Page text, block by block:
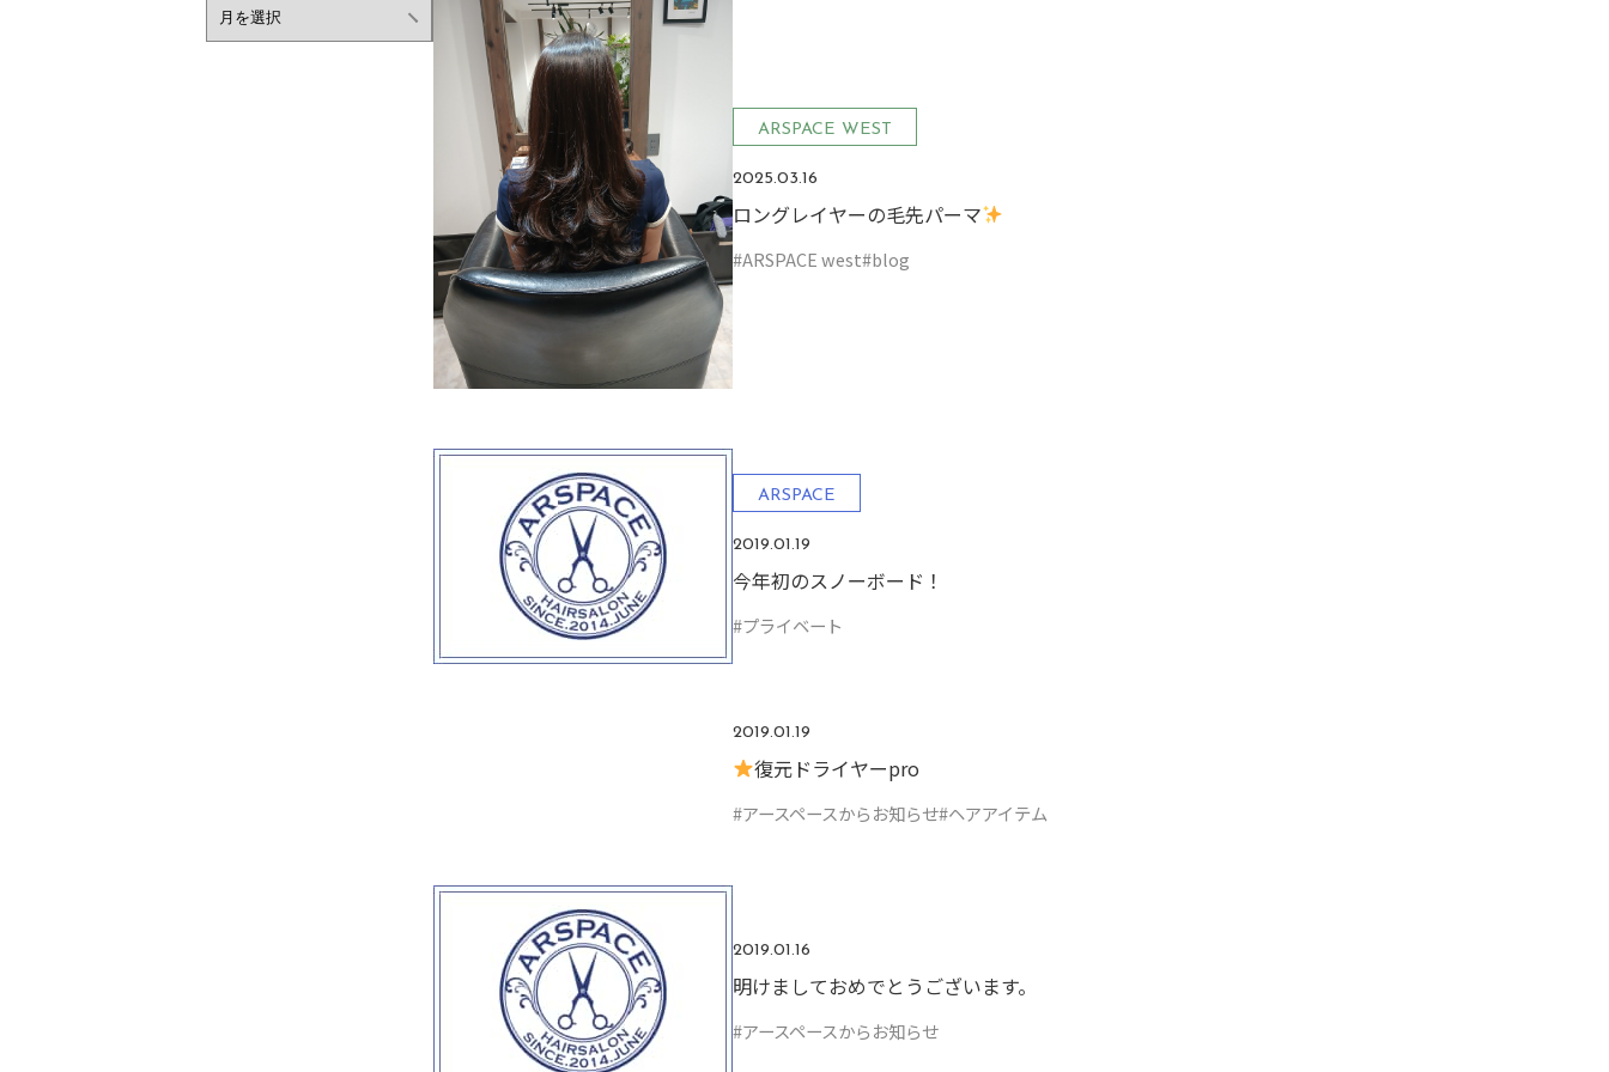
ARSPACE WEST
2025.03.16
ロングレイヤーの毛先パーマ
#ARSPACE west#blog
ARSPACE
2019.01.19
今年初のスノーボード！
#プライベート
2019.01.19
復元ドライヤーpro
#アースペースからお知らせ#ヘアアイテム
2019.01.16
明けましておめでとうございます。
#アースペースからお知らせ